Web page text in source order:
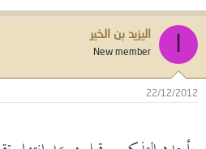
اليزيد بن الخير
New member
22/12/2012